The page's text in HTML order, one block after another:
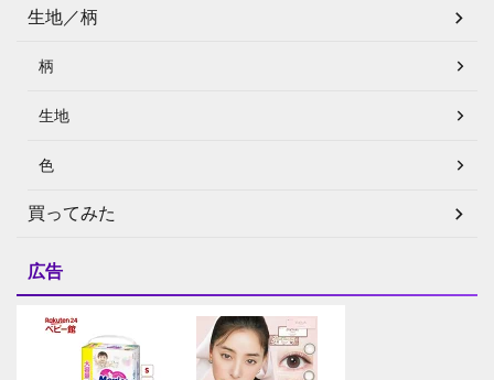
生地／柄
柄
生地
色
買ってみた
広告